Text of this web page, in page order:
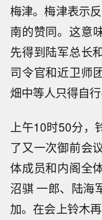
梅津。梅津表示
南的赞同。这意
先得到陆军总长
司令官和近卫师
畑中等人只得自
上午10时50分，
了又一次御前会
体成员和内阁全
沼骐 一郎、陆海
加。在会上铃木